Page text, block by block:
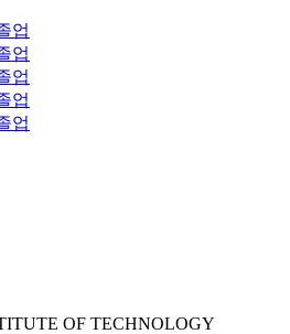
업
업
업
업
업
OF TECHNOLOGY